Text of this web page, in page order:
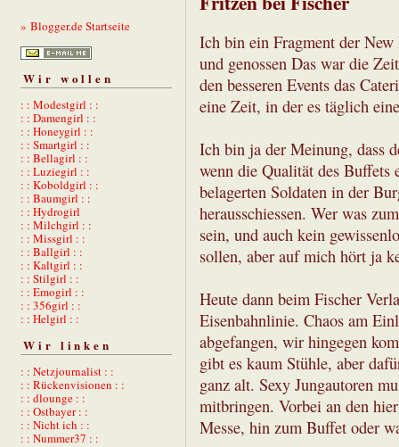
» Blogger.de Startseite
Wir wollen
: : Modestgirl : :
: : Damengirl : :
: : Honeygirl : :
: : Smartgirl : :
: : Bellagirl : :
: : Luziegirl : :
: : Koboldgirl : :
: : Baumgirl : :
: : Hydrogirl
: : Milchgirl : :
: : Missgirl : :
: : Ballgirl : :
: : Kaltgirl : :
: : Stilgirl : :
: : Emogirl : :
: : 356girl : :
: : Helgirl : :
Wir linken
: : Netzjournalist : :
: : Rückenvisionen : :
: : dlounge : :
: : Ostbayer : :
: : Nicht ich : :
: : Nummer37 : :
Ich bin ein Fragment der
und genossen Das war die
den besseren Events das
eine Zeit, in der es täglich
Ich bin ja der Meinung, dass
wenn die Qualität des Buffets
belagerten Soldaten in der
herausschiessen. Wer was
sein, und auch kein
sollen, aber auf mich hört ja
Heute dann beim Fischer
Eisenbahnlinie. Chaos am
abgefangen, wir hingegen
gibt es kaum Stühle, aber
ganz alt. Sexy Jungautoren
mitbringen. Vorbei an den
Messe, hin zum Buffet oder